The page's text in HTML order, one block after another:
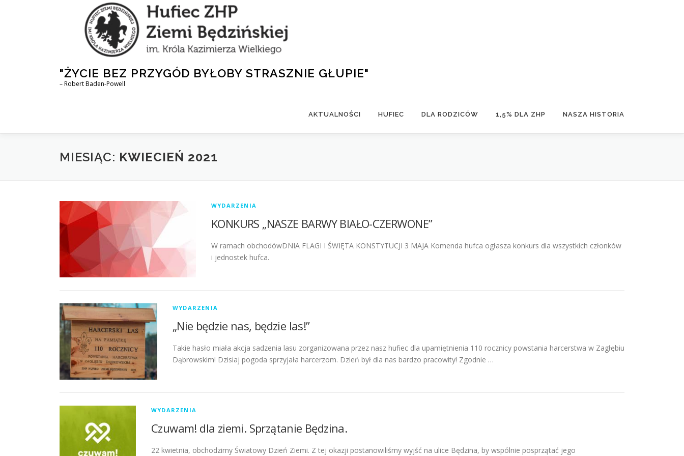
"ŻYCIE BEZ PRZYGÓD BYŁOBY STRASZNIE GŁUPIE"
– Robert Baden-Powell
AKTUALNOŚCI HUFIEC DLA RODZICÓW 1,5% DLA ZHP NASZA HISTORIA
MIESIĄC: KWIECIEŃ 2021
WYDARZENIA
KONKURS „NASZE BARWY BIAŁO-CZERWONE”
W ramach obchodówDNIA FLAGI I ŚWIĘTA KONSTYTUCJI 3 MAJA Komenda hufca ogłasza konkurs dla wszystkich członków
i jednostek hufca.
WYDARZENIA
„Nie będzie nas, będzie las!”
Takie hasło miała akcja sadzenia lasu zorganizowana przez nasz hufiec dla upamiętnienia 110 rocznicy powstania harcerstwa w Zagłębiu
Dąbrowskim! Dzisiaj pogoda sprzyjała harcerzom. Dzień był dla nas bardzo pracowity! Zgodnie …
WYDARZENIA
Czuwam! dla ziemi. Sprzątanie Będzina.
22 kwietnia, obchodzimy Światowy Dzień Ziemi. Z tej okazji postanowiliśmy wyjść na ulice Będzina, by wspólnie posprzątać jego